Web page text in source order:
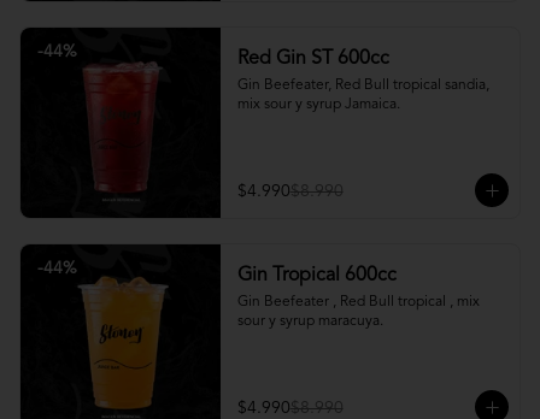
-44% Red Gin ST 600cc
Gin Beefeater, Red Bull tropical sandia,
mix sour y syrup Jamaica.
$4.990$8.990
-44% Gin Tropical 600cc
Gin Beefeater , Red Bull tropical , mix
sour y syrup maracuya.
$4.990$8.990